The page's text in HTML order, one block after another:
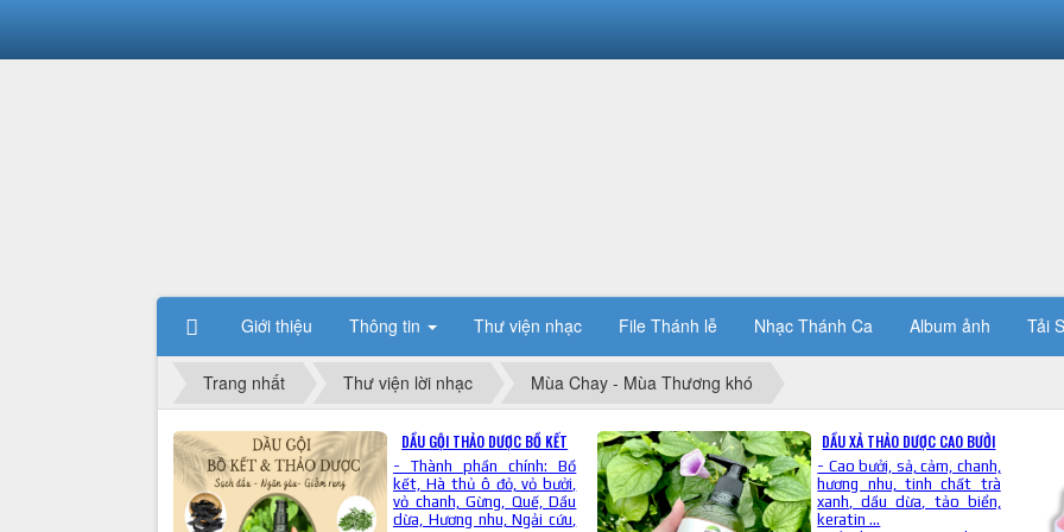
Giới thiệu Thông tin Thư viện nhạc File Thánh lễ Nhạc Thánh Ca Album ảnh Tải
Trang nhất Thư viện lời nhạc Mùa Chay - Mùa Thương khó